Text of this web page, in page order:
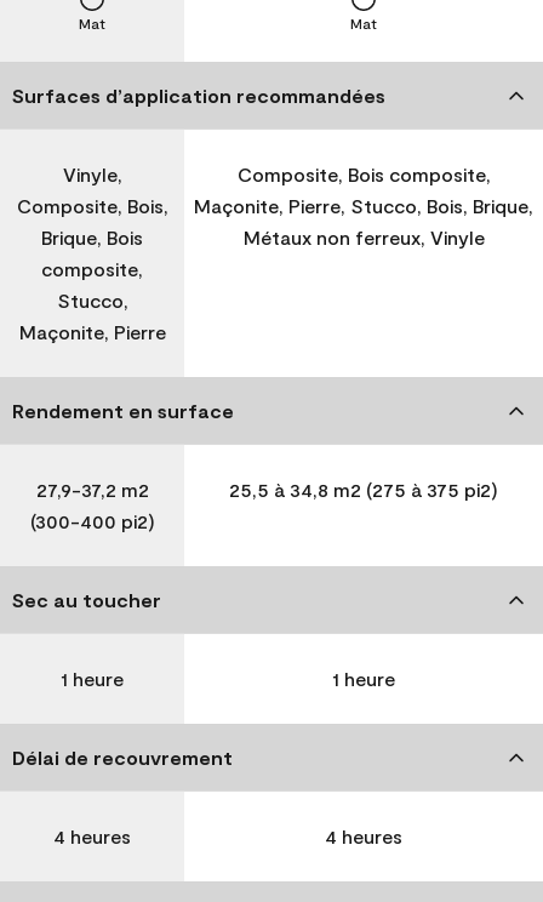
Mat Mat
Surfaces d’application recommandées
Vinyle,
Composite, Bois,
Brique, Bois
composite,
Stucco,
Maçonite, Pierre
Composite, Bois composite,
Maçonite, Pierre, Stucco, Bois, Brique,
Métaux non ferreux, Vinyle
Rendement en surface
27,9-37,2 m2
(300-400 pi2)
25,5 à 34,8 m2 (275 à 375 pi2)
Sec au toucher
1 heure 1 heure
Délai de recouvrement
4 heures 4 heures